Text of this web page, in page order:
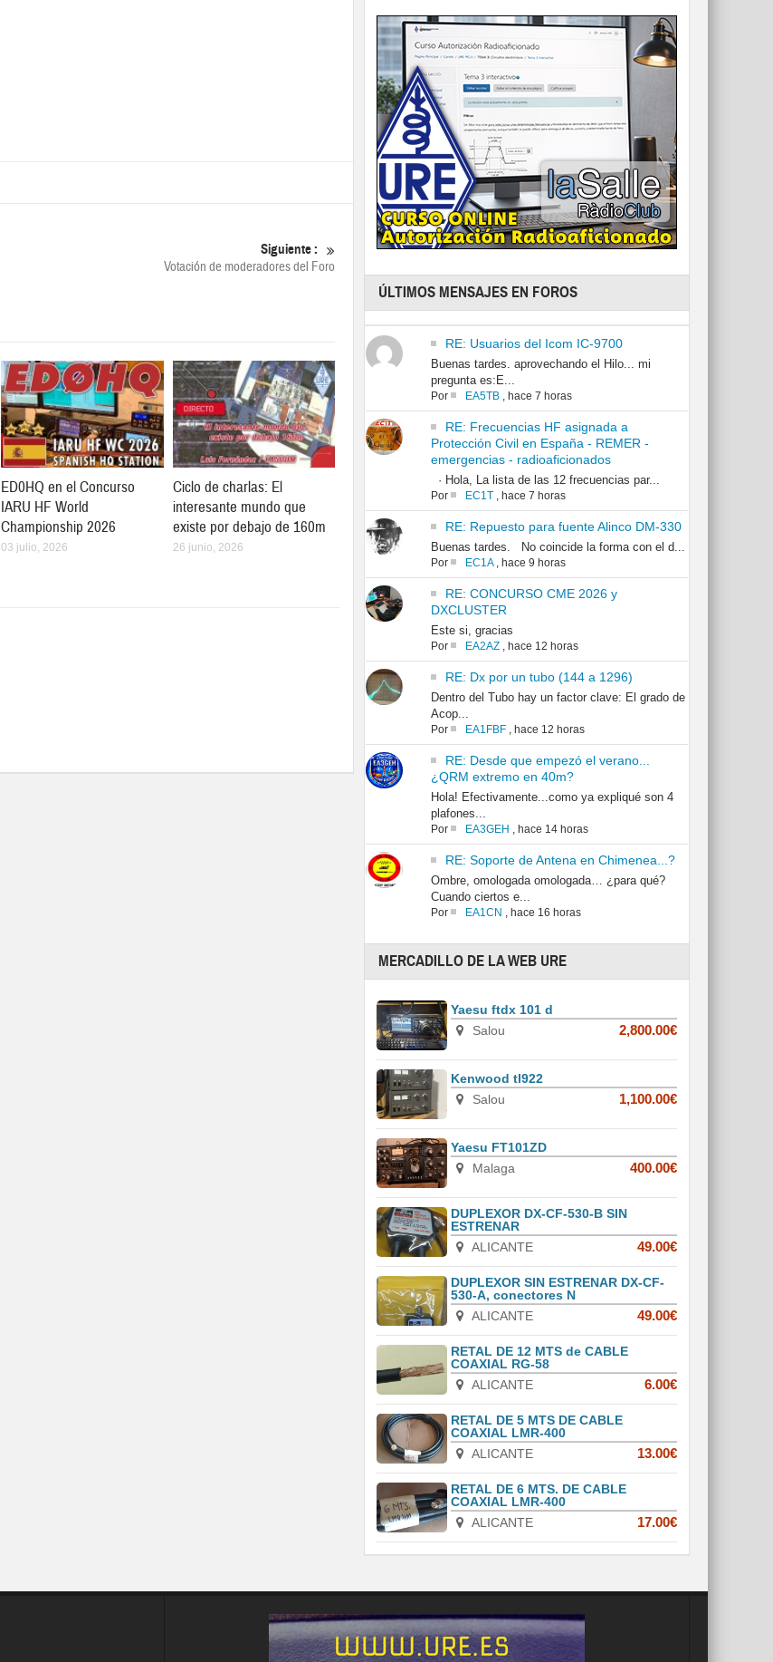
Siguiente :
Votación de moderadores del Foro
ED0HQ en el Concurso
IARU HF World
Championship 2026
03 julio, 2026
Ciclo de charlas: El
interesante mundo que
existe por debajo de 160m
26 junio, 2026
ÚLTIMOS MENSAJES EN FOROS
RE: Usuarios del Icom IC-9700
Buenas tardes. aprovechando el Hilo... mi
pregunta es:E...
Por EA5TB, hace 7 horas
RE: Frecuencias HF asignada a
Protección Civil en España - REMER -
emergencias - radioaficionados
· Hola, La lista de las 12 frecuencias par...
Por EC1T, hace 7 horas
RE: Repuesto para fuente Alinco DM-330
Buenas tardes. No coincide la forma con el d...
Por EC1A, hace 9 horas
RE: CONCURSO CME 2026 y
DXCLUSTER
Este si, gracias
Por EA2AZ, hace 12 horas
RE: Dx por un tubo (144 a 1296)
Dentro del Tubo hay un factor clave: El grado de
Acop...
Por EA1FBF, hace 12 horas
RE: Desde que empezó el verano...
¿QRM extremo en 40m?
Hola! Efectivamente...como ya expliqué son 4
plafones...
Por EA3GEH , hace 14 horas
RE: Soporte de Antena en Chimenea...?
Ombre, omologada omologada… ¿para qué?
Cuando ciertos e...
Por EA1CN , hace 16 horas
MERCADILLO DE LA WEB URE
Yaesu ftdx 101 d
Salou
2,800.00€
Kenwood tl922
Salou
1,100.00€
Yaesu FT101ZD
Malaga
400.00€
DUPLEXOR DX-CF-530-B SIN
ESTRENAR
ALICANTE
49.00€
DUPLEXOR SIN ESTRENAR DX-CF-
530-A, conectores N
ALICANTE
49.00€
RETAL DE 12 MTS de CABLE
COAXIAL RG-58
ALICANTE
6.00€
RETAL DE 5 MTS DE CABLE
COAXIAL LMR-400
ALICANTE
13.00€
RETAL DE 6 MTS. DE CABLE
COAXIAL LMR-400
ALICANTE
17.00€